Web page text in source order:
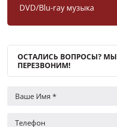
DVD/Blu-ray музыка
ОСТАЛИСЬ ВОПРОСЫ? МЫ
ПЕРЕЗВОНИМ!